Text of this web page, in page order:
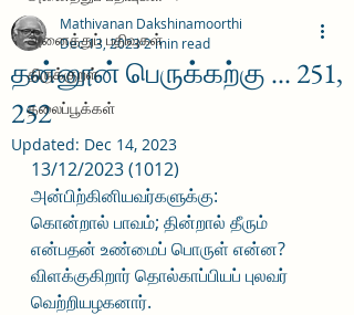
அனைத்துப் பதிவுகள்
திருக்குறள்
தலைப்பூக்கள்
தன்னூன் பெருக்கற்கு ... 251,
252
Mathivanan Dakshinamoorthi
Dec 13, 20232 min read
Updated: Dec 14, 2023
13/12/2023 (1012)
அன்பிற்கினியவர்களுக்கு:
கொன்றால் பாவம்; தின்றால் தீரும்
என்பதன் உண்மைப் பொருள் என்ன?
விளக்குகிறார் தொல்காப்பியப் புலவர்
வெற்றியழகனார்.